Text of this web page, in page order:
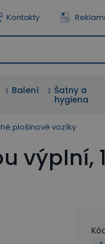
Kontakty
Balení
Šatny a
hygiena
plošinové vozíky
výplní,